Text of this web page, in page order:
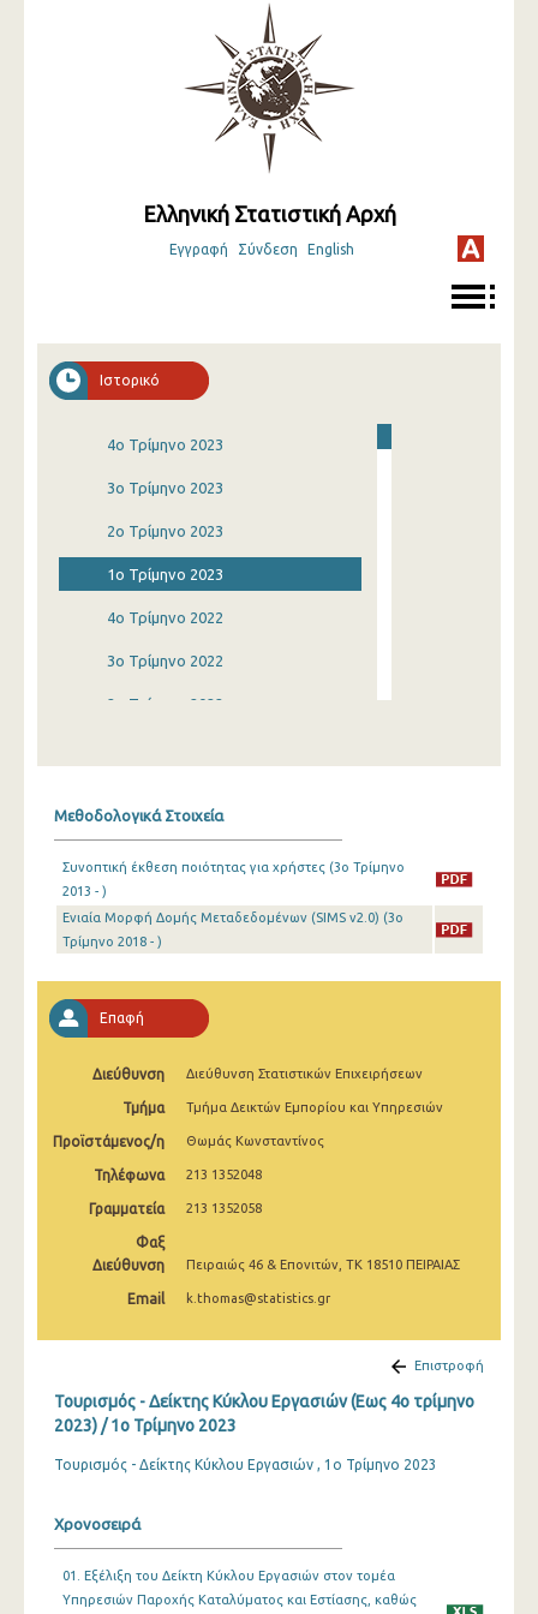
Ελληνική Στατιστική Αρχή
Εγγραφή Σύνδεση English
Ιστορικό
4o Τρίμηνο 2023
3o Τρίμηνο 2023
2o Τρίμηνο 2023
1o Τρίμηνο 2023
4o Τρίμηνο 2022
3o Τρίμηνο 2022
2o Τρίμηνο 2022
2o Τρίμηνο 2021
1o Τρίμηνο 2021
3o Τρίμηνο 2020
4o Τρίμηνο 2019
3o Τρίμηνο 2019
1o Τρίμηνο 2019
4o Τρίμηνο 2018
2o Τρίμηνο 2018
1o Τρίμηνο 2018
3o Τρίμηνο 2017
2o Τρίμηνο 2017
Μεθοδολογικά Στοιχεία
Συνοπτική έκθεση ποιότητας για χρήστες (3o Τρίμηνο
2013 - )
Ενιαία Μορφή Δομής Μεταδεδομένων (SIMS v2.0) (3o
Τρίμηνο 2018 - )
Επαφή
Διεύθυνση Διεύθυνση Στατιστικών Επιχειρήσεων
Τμήμα Τμήμα Δεικτών Εμπορίου και Υπηρεσιών
Προϊστάμενος/η Θωμάς Κωνσταντίνος
Τηλέφωνα 213 1352048
Γραμματεία 213 1352058
Φαξ
Διεύθυνση
Πειραιώς 46 & Επονιτών, ΤΚ 18510 ΠΕΙΡΑΙΑΣ
Email k.thomas@statistics.gr
Επιστροφή
Τουρισμός - Δείκτης Κύκλου Εργασιών (Εως 4ο τρίμηνο
2023) / 1o Τρίμηνο 2023
Τουρισμός - Δείκτης Κύκλου Εργασιών , 1ο Τρίμηνο 2023
Χρονοσειρά
01. Εξέλιξη του Δείκτη Κύκλου Εργασιών στον τομέα
Υπηρεσιών Παροχής Καταλύματος και Εστίασης, καθώς